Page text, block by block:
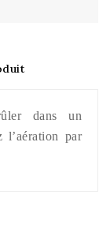
dans un
l’aération par